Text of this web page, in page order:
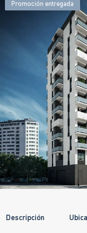
Promoción entregada
Descripción